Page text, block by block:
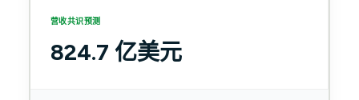
营收共识预测
824.7 亿美元